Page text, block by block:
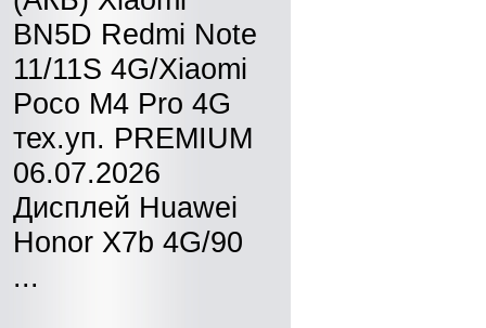
BN5D Redmi Note
11/11S 4G/Xiaomi
Poco M4 Pro 4G
тех.уп. PREMIUM
06.07.2026
Дисплей Huawei
Honor X7b 4G/90
...